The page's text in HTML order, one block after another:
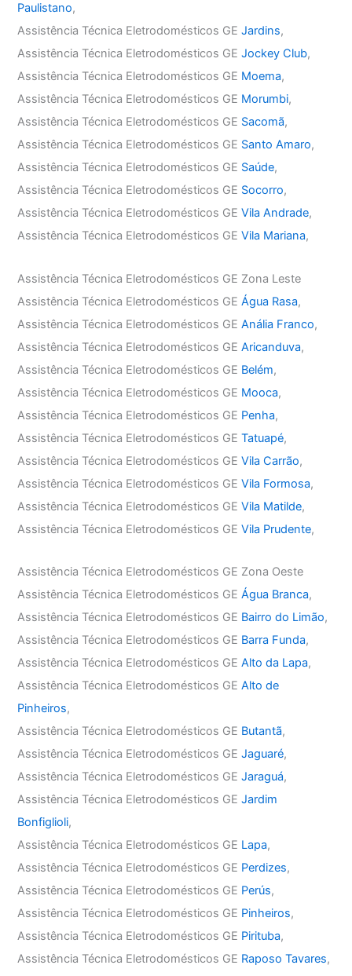
Paulistano,
Assistência Técnica Eletrodomésticos GEJardins,
Assistência Técnica Eletrodomésticos GEJockey Club,
Assistência Técnica Eletrodomésticos GE Moema,
Assistência Técnica Eletrodomésticos GE Morumbi,
Assistência Técnica Eletrodomésticos GE Sacomã,
Assistência Técnica Eletrodomésticos GE Santo Amaro,
Assistência Técnica Eletrodomésticos GE Saúde,
Assistência Técnica Eletrodomésticos GE Socorro,
Assistência Técnica Eletrodomésticos GEVila Andrade,
Assistência Técnica Eletrodomésticos GEVila Mariana,
Assistência Técnica Eletrodomésticos GE Zona Leste
Assistência Técnica Eletrodomésticos GEÁgua Rasa,
Assistência Técnica Eletrodomésticos GEAnália Franco,
Assistência Técnica Eletrodomésticos GEAricanduva,
Assistência Técnica Eletrodomésticos GE Belém,
Assistência Técnica Eletrodomésticos GE Mooca,
Assistência Técnica Eletrodomésticos GE Penha,
Assistência Técnica Eletrodomésticos GETatuapé,
Assistência Técnica Eletrodomésticos GEVila Carrão,
Assistência Técnica Eletrodomésticos GEVila Formosa,
Assistência Técnica Eletrodomésticos GEVila Matilde,
Assistência Técnica Eletrodomésticos GEVila Prudente,
Assistência Técnica Eletrodomésticos GE Zona Oeste
Assistência Técnica Eletrodomésticos GEÁgua Branca,
Assistência Técnica Eletrodomésticos GE Bairro do Limão,
Assistência Técnica Eletrodomésticos GE Barra Funda,
Assistência Técnica Eletrodomésticos GEAlto da Lapa,
Assistência Técnica Eletrodomésticos GEAlto de
Pinheiros,
Assistência Técnica Eletrodomésticos GE Butantã,
Assistência Técnica Eletrodomésticos GEJaguaré,
Assistência Técnica Eletrodomésticos GEJaraguá,
Assistência Técnica Eletrodomésticos GEJardim
Bonfiglioli,
Assistência Técnica Eletrodomésticos GE Lapa,
Assistência Técnica Eletrodomésticos GE Perdizes,
Assistência Técnica Eletrodomésticos GE Perús,
Assistência Técnica Eletrodomésticos GE Pinheiros,
Assistência Técnica Eletrodomésticos GE Pirituba,
Assistência Técnica Eletrodomésticos GE Raposo Tavares,